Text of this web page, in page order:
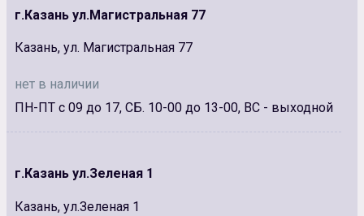
г.Казань ул.Магистральная 77
Казань, ул. Магистральная 77
нет в наличии
ПН-ПТ с 09 до 17, СБ. 10-00 до 13-00, ВС - выходной
г.Казань ул.Зеленая 1
Казань, ул.Зеленая 1